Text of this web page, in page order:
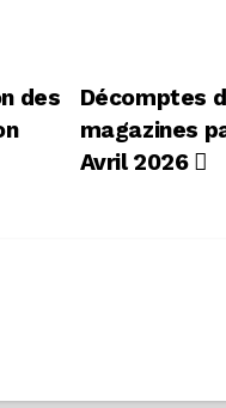
Décomptes
magazines
Avril 2026
des